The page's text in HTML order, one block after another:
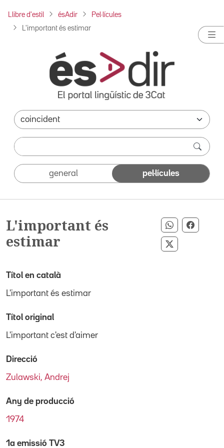
Llibre d'estil ésAdir Pel·lícules
L'important és estimar
general pel·lícules
L'important és
estimar
Compartir
Compartir
Títol en català
L'important és estimar
Títol original
L'important c'est d'aimer
Direcció
Zulawski, Andrej
Any de producció
1974
1a emissió TV3